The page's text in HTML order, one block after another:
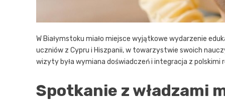
W Białymstoku miało miejsce wyjątkowe wydarzenie
uczniów z Cypru i Hiszpanii, w towarzystwie swoich
wizyty była wymiana doświadczeń i integracja z polskimi
Spotkanie z władzami